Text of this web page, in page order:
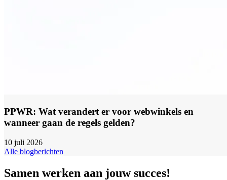
PPWR: Wat verandert er voor webwinkels en
wanneer gaan de regels gelden?
10 juli 2026
Alle blogberichten
Samen werken aan jouw succes!